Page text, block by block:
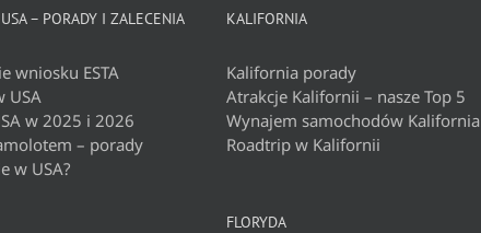
– PORADY I ZALECENIA
wniosku ESTA
USA
w 2025 i 2026
– porady
w USA?
KALIFORNIA
Kalifornia porady
Atrakcje Kalifornii – nasze Top 5
Wynajem samochodów Kalifornia
Roadtrip w Kalifornii
FLORYDA